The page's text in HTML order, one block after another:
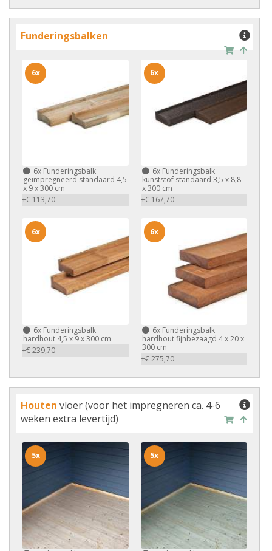
Funderingsbalken
6x Funderingsbalk
geïmpregneerd standaard 4,5
x 9 x 300 cm
+€ 113,70
6x
6xFunderingsbalk
kunststof standaard 3,5 x 8,8
x 300 cm
+€ 167,70
6x
6x Funderingsbalk
hardhout 4,5 x 9 x 300 cm
+€ 239,70
6x
6xFunderingsbalk
hardhout fijnbezaagd 4 x 20 x
300 cm
+€ 275,70
6x
Houten vloer (voor het impregneren ca. 4-6
weken extra levertijd)
5x 5x